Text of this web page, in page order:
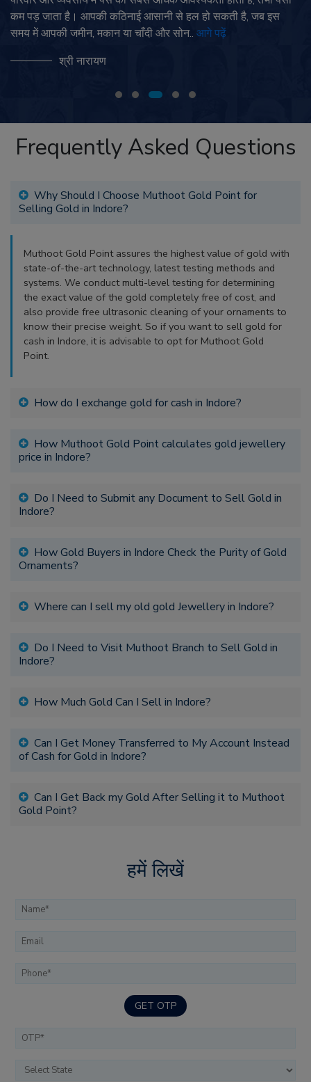
कम पड़ जाता है। आपकी कठिनाई आसानी से हल हो सकती है, जब इस
समय में आपकी जमीन, मकान या चाँदी और सोन.. आगे पढ़ें
श्री नारायण
Frequently Asked Questions
Why Should I Choose Muthoot Gold Point for
Selling Gold in Indore?
Muthoot Gold Point assures the highest value of gold with
state-of-the-art technology, latest testing methods and
systems. We conduct multi-level testing for determining
the exact value of the gold completely free of cost, and
also provide free ultrasonic cleaning of your ornaments to
know their precise weight. So if you want to sell gold for
cash in Indore, it is advisable to opt for Muthoot Gold
Point.
How do I exchange gold for cash in Indore?
How Muthoot Gold Point calculates gold jewellery
price in Indore?
Do I Need to Submit any Document to Sell Gold in
Indore?
How Gold Buyers in Indore Check the Purity of Gold
Ornaments?
Where can I sell my old gold Jewellery in Indore?
Do I Need to Visit Muthoot Branch to Sell Gold in
Indore?
How Much Gold Can I Sell in Indore?
Can I Get Money Transferred to My Account Instead
of Cash for Gold in Indore?
Can I Get Back my Gold After Selling it to Muthoot
Gold Point?
हमें लिखें
GET OTP